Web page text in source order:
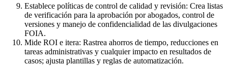
Establece políticas de control de calidad y revisión: Crea listas
de verificación para la aprobación por abogados, control de
versiones y manejo de confidencialidad de las divulgaciones
FOIA.
Mide ROI e itera: Rastrea ahorros de tiempo, reducciones en
tareas administrativas y cualquier impacto en resultados de
casos; ajusta plantillas y reglas de automatización.